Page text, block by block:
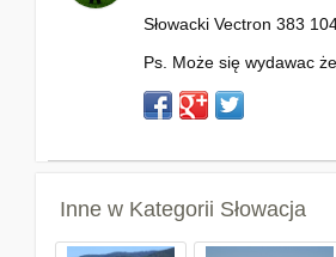
Słowacki Vectron 383
Ps. Może się wydawac
Inne w Kategorii Słowacja